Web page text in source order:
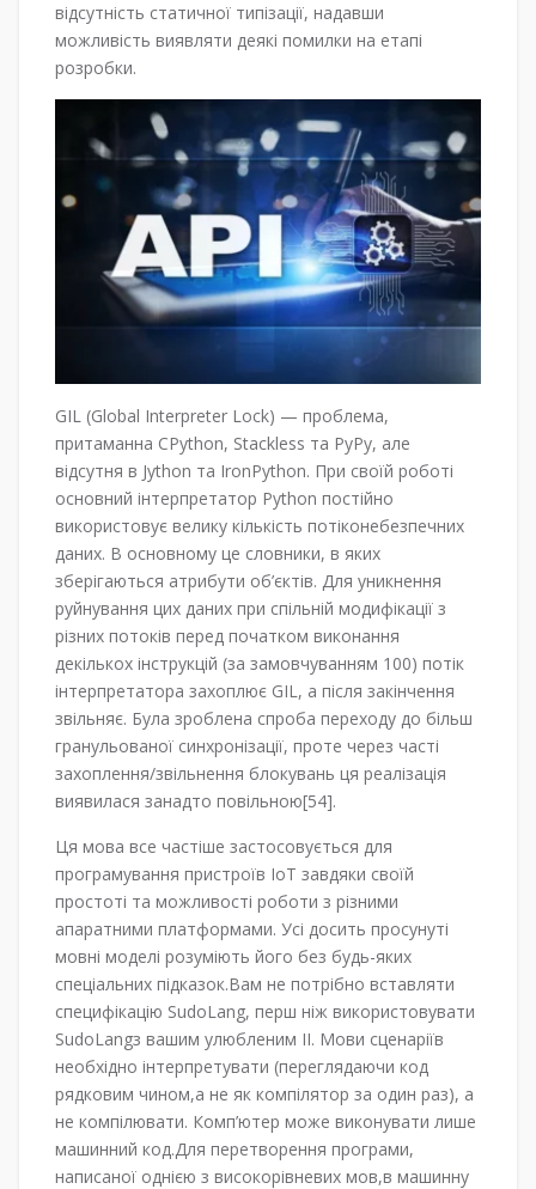
відсутність статичної типізації, надавши
можливість виявляти деякі помилки на етапі
розробки.
GIL (Global Interpreter Lock) — проблема,
притаманна CPython, Stackless та PyPy, але
відсутня в Jython та IronPython. При своїй роботі
основний інтерпретатор Python постійно
використовує велику кількість потіконебезпечних
даних. В основному це словники, в яких
зберігаються атрибути об’єктів. Для уникнення
руйнування цих даних при спільній модифікації з
різних потоків перед початком виконання
декількох інструкцій (за замовчуванням 100) потік
інтерпретатора захоплює GIL, а після закінчення
звільняє. Була зроблена спроба переходу до більш
гранульованої синхронізації, проте через часті
захоплення/звільнення блокувань ця реалізація
виявилася занадто повільною[54].
Ця мова все частіше застосовується для
програмування пристроїв IoT завдяки своїй
простоті та можливості роботи з різними
апаратними платформами. Усі досить просунуті
мовні моделі розуміють його без будь-яких
спеціальних підказок.Вам не потрібно вставляти
специфікацію SudoLang, перш ніж використовувати
SudoLangз вашим улюбленим ІІ. Мови сценаріїв
необхідно інтерпретувати (переглядаючи код
рядковим чином,а не як компілятор за один раз), а
не компілювати. Комп’ютер може виконувати лише
машинний код.Для перетворення програми,
написаної однією з високорівневих мов,в машинну